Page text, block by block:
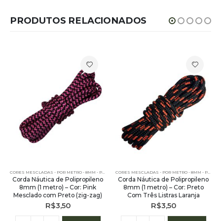
PRODUTOS RELACIONADOS
,POR METRO - 8MM - POLIPROPILENO
,PE - 8MM - POLIPROPILENO - POR METRO,POR METRO - 8MM - POLIPROPILENO
CORES MESCLADAS - POR METRO - 8MM - POLIPROPILENO ,PE - 8MM - POLIPROPILENO - POR
Corda Náutica de Polipropileno
8mm (1 metro) – Cor: Pink
Mesclado com Preto (zig-zag)
R$3,50
CORES MESCLADAS - POR METRO - 8MM - POLIPROPILENO
Corda Náutica de Polipropileno
8mm (1 metro) – Cor: Preto
Com Três Listras Laranja
R$3,50